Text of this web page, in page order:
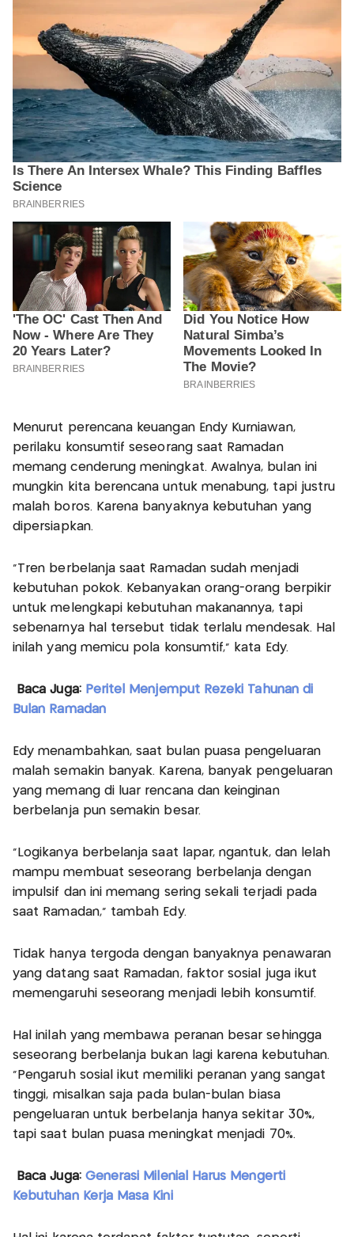
Menurut perencana keuangan Endy Kurniawan,
perilaku konsumtif seseorang saat Ramadan
memang cenderung meningkat. Awalnya, bulan ini
mungkin kita berencana untuk menabung, tapi justru
malah boros. Karena banyaknya kebutuhan yang
dipersiapkan.
“Tren berbelanja saat Ramadan sudah menjadi
kebutuhan pokok. Kebanyakan orang-orang berpikir
untuk melengkapi kebutuhan makanannya, tapi
sebenarnya hal tersebut tidak terlalu mendesak. Hal
inilah yang memicu pola konsumtif,” kata Edy.
Baca Juga:Peritel Menjemput Rezeki Tahunan di
Bulan Ramadan
Edy menambahkan, saat bulan puasa pengeluaran
malah semakin banyak. Karena, banyak pengeluaran
yang memang di luar rencana dan keinginan
berbelanja pun semakin besar.
“Logikanya berbelanja saat lapar, ngantuk, dan lelah
mampu membuat seseorang berbelanja dengan
impulsif dan ini memang sering sekali terjadi pada
saat Ramadan,” tambah Edy.
Tidak hanya tergoda dengan banyaknya penawaran
yang datang saat Ramadan, faktor sosial juga ikut
memengaruhi seseorang menjadi lebih konsumtif.
Hal inilah yang membawa peranan besar sehingga
seseorang berbelanja bukan lagi karena kebutuhan.
“Pengaruh sosial ikut memiliki peranan yang sangat
tinggi, misalkan saja pada bulan-bulan biasa
pengeluaran untuk berbelanja hanya sekitar 30%,
tapi saat bulan puasa meningkat menjadi 70%.
Baca Juga:Generasi Milenial Harus Mengerti
Kebutuhan Kerja Masa Kini